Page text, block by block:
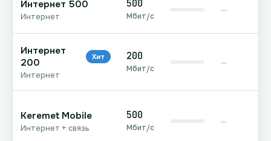
Интернет 500
Интернет
500
Мбит/с
—
Интернет
200
Хит
Интернет
200
Мбит/с
—
Keremet Mobile
Интернет + связь
500
Мбит/с
—